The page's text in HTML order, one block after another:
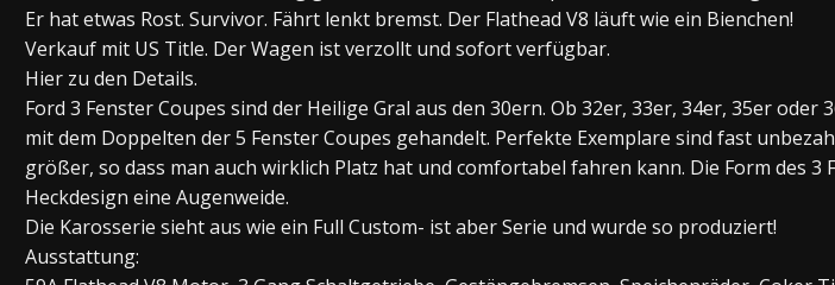
Er hat etwas Rost. Survivor. Fährt lenkt bremst. Der Flathead V8 läuft wie ein Bienchen!
Verkauf mit US Title. Der Wagen ist verzollt und sofort verfügbar.
Hier zu den Details.
Ford 3 Fenster Coupes sind der Heilige Gral aus den 30ern. Ob 32er, 33er, 34er, 35er
mit dem Doppelten der 5 Fenster Coupes gehandelt. Perfekte Exemplare sind fast
größer, so dass man auch wirklich Platz hat und comfortabel fahren kann. Die Form des
Heckdesign eine Augenweide.
Die Karosserie sieht aus wie ein Full Custom- ist aber Serie und wurde so produziert!
Ausstattung: